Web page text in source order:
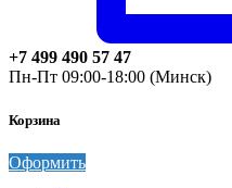
+7 499 490 57 47
Пн-Пт 09:00-18:00 (Минск)
Корзина
Оформить